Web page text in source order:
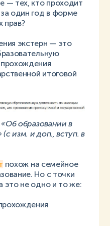
— тех, кто проходит
один год в форме
прав?
экстерн — это
итоговой
«Об образовании в
изм. и доп., вступ. в
похож на семейное
Но с точки
это не одно и то же: